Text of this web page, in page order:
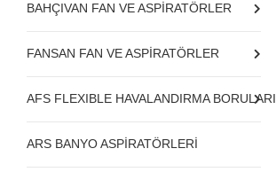
BAHÇIVAN FAN VE ASPİRATÖRLER
FANSAN FAN VE ASPİRATÖRLER
AFS FLEXIBLE HAVALANDIRMA BORULARI
ARS BANYO ASPİRATÖRLERİ